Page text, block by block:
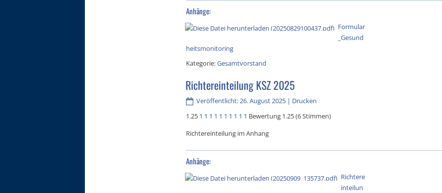
Anhänge:
Formular
_Gesund
heitsmonitoring
Kategorie:Gesamtvorstand
Richtereinteilung KSZ 2025
Veröffentlicht: 26. August 2025 | Drucken
1.25 1 1 1 1 1 1 1 1 1 1 Bewertung 1.25 (6 Stimmen)
Richtereinteilung im Anhang
Anhänge:
Richtere
inteilun